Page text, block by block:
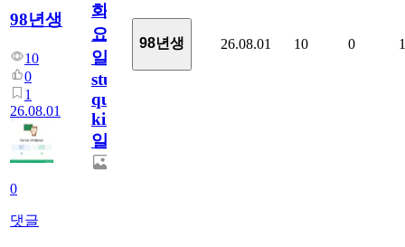
98년생
10
0
1
26.08.01
0
댓글
화
요
일/English
study
quiz
king770
일
98년생 26.08.01 10 0 1